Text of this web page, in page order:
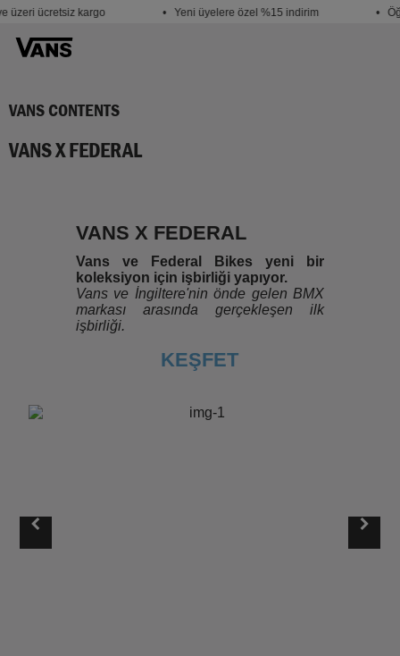
ücretsiz kargo • Yeni üyelere özel %15 indirim •
VANS CONTENTS
VANS X FEDERAL
VANS X FEDERAL
Vans ve Federal Bikes yeni bir
koleksiyon için işbirliği yapıyor.
Vans ve İngiltere'nin önde gelen BMX
markası arasında gerçekleşen ilk
işbirliği.
KEŞFET